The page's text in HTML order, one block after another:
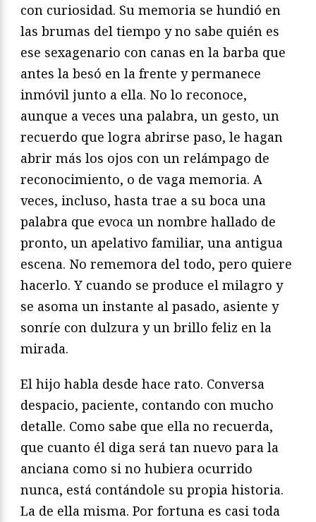
con curiosidad. Su memoria se hundió en
las brumas del tiempo y no sabe quién es
ese sexagenario con canas en la barba que
antes la besó en la frente y permanece
inmóvil junto a ella. No lo reconoce,
aunque a veces una palabra, un gesto, un
recuerdo que logra abrirse paso, le hagan
abrir más los ojos con un relámpago de
reconocimiento, o de vaga memoria. A
veces, incluso, hasta trae a su boca una
palabra que evoca un nombre hallado de
pronto, un apelativo familiar, una antigua
escena. No rememora del todo, pero quiere
hacerlo. Y cuando se produce el milagro y
se asoma un instante al pasado, asiente y
sonríe con dulzura y un brillo feliz en la
mirada.
El hijo habla desde hace rato. Conversa
despacio, paciente, contando con mucho
detalle. Como sabe que ella no recuerda,
que cuanto él diga será tan nuevo para la
anciana como si no hubiera ocurrido
nunca, está contándole su propia historia.
La de ella misma. Por fortuna es casi toda